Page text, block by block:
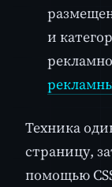
и
Техника
страницу,
помощью